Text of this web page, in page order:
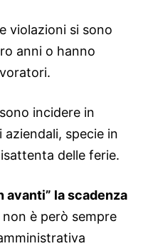
violazioni si sono
anni o hanno
incidere in
specie in
delle ferie.
avanti” la scadenza
è però sempre